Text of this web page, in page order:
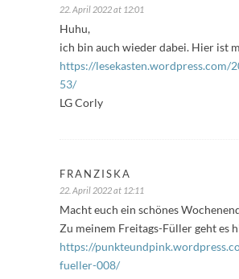
22. April 2022 at 12:01
Huhu,
ich bin auch wieder dabei. Hier ist
https://
53/
LG Corly
FRANZISKA
22. April 2022 at 12:11
Macht euch ein schönes
Zu meinem Freitags-Füller geht es
https://
fueller-008/